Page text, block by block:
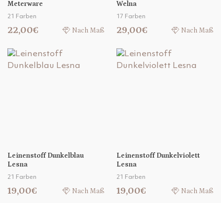
Meterware
21 Farben
22,00€ Nach Maß
Welna
17 Farben
29,00€ Nach Maß
Leinenstoff Dunkelblau
Lesna
21 Farben
19,00€ Nach Maß
Leinenstoff Dunkelviolett
Lesna
21 Farben
19,00€ Nach Maß